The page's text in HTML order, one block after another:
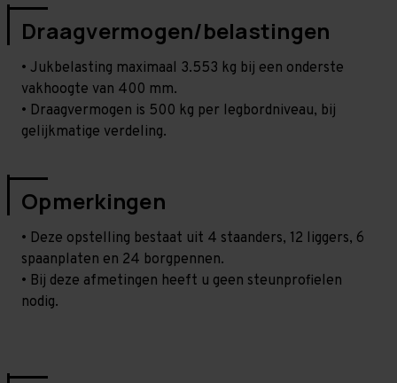
Draagvermogen/belastingen
• Jukbelasting maximaal 3.553 kg bij een onderste
vakhoogte van 400 mm.
• Draagvermogen is 500 kg per legbordniveau, bij
gelijkmatige verdeling.
Opmerkingen
• Deze opstelling bestaat uit 4 staanders, 12 liggers, 6
spaanplaten en 24 borgpennen.
• Bij deze afmetingen heeft u geen steunprofielen
nodig.